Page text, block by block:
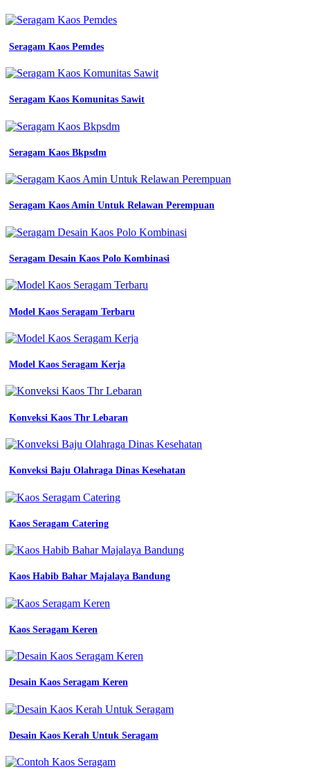
Seragam Kaos Pemdes
Seragam Kaos Komunitas Sawit
Seragam Kaos Bkpsdm
Seragam Kaos Amin Untuk Relawan Perempuan
Seragam Desain Kaos Polo Kombinasi
Model Kaos Seragam Terbaru
Model Kaos Seragam Kerja
Konveksi Kaos Thr Lebaran
Konveksi Baju Olahraga Dinas Kesehatan
Kaos Seragam Catering
Kaos Habib Bahar Majalaya Bandung
Kaos Seragam Keren
Desain Kaos Seragam Keren
Desain Kaos Kerah Untuk Seragam